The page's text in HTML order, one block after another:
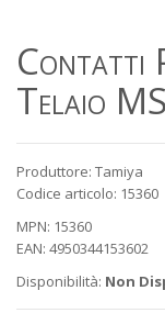
Contatti
Telaio MS
Produttore: Tamiya
Codice articolo: 15360
MPN: 15360
EAN: 4950344153602
Disponibilità: Non